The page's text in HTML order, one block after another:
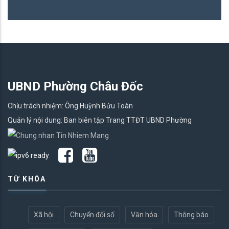
UBND Phường Châu Đốc
Chịu trách nhiệm: Ông Huỳnh Bửu Toàn
Quản lý nội dung: Ban biên tập Trang TTĐT UBND Phường
TỪ KHÓA
Xã hội Chuyển đổi số Văn hóa Thông báo